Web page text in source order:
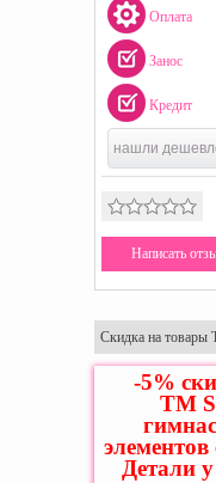
Оплата
Занос
Кредит
нашли
Написать
Скидка на товары
-5%
ТМ
Детали